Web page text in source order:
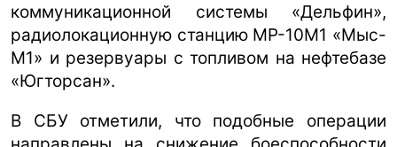
коммуникационной системы «Дельфин»,
радиолокационную станцию МР-10М1 «Мыс-
М1» и резервуары с топливом на нефтебазе
«Югторсан».
В СБУ отметили, что подобные операции